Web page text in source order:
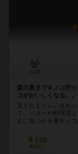
森の奥までキノコ狩
コがおいしくなる。。
見とれるくらいきれ
て、バターや料理酒
まに見つかる毒キノ
140
興味あり